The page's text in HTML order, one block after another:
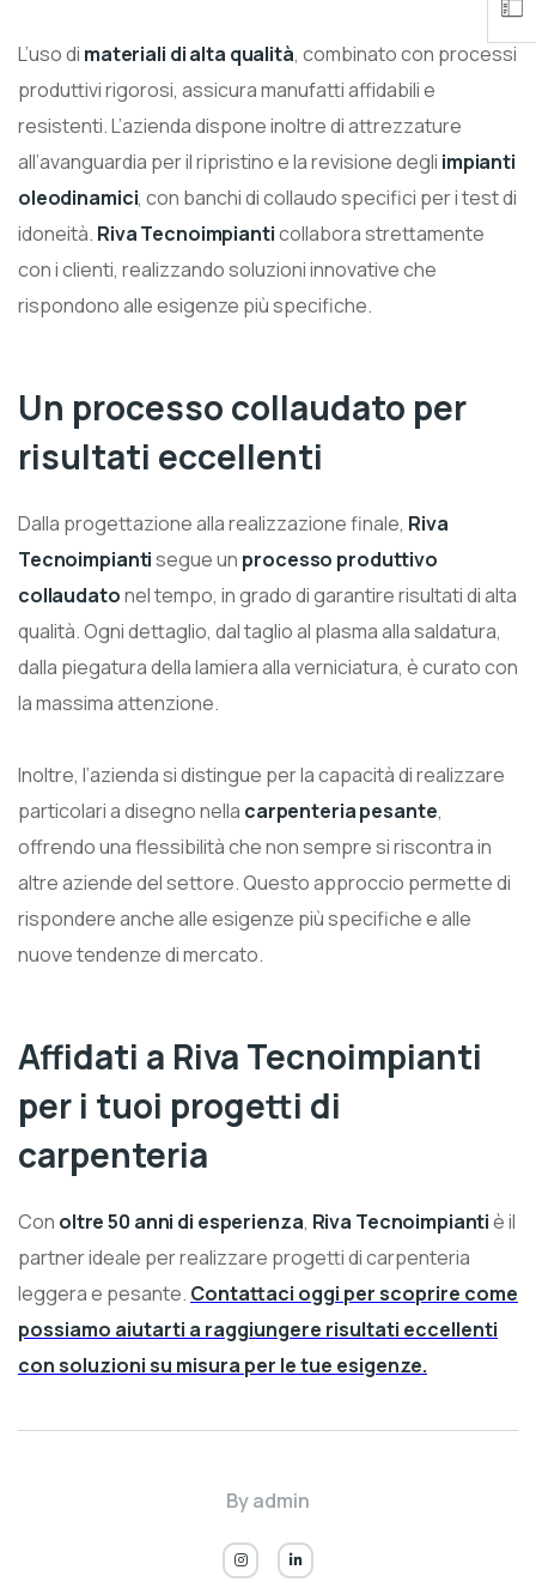
L’uso di materiali di alta qualità, combinato con processi
produttivi rigorosi, assicura manufatti affidabili e
resistenti. L’azienda dispone inoltre di attrezzature
all’avanguardia per il ripristino e la revisione degli impianti
oleodinamici, con banchi di collaudo specifici per i test di
idoneità. Riva Tecnoimpianticollabora strettamente
con i clienti, realizzando soluzioni innovative che
rispondono alle esigenze più specifiche.
Un processo collaudato per
risultati eccellenti
Dalla progettazione alla realizzazione finale, Riva
Tecnoimpiantisegue un processo produttivo
collaudatonel tempo, in grado di garantire risultati di alta
qualità. Ogni dettaglio, dal taglio al plasma alla saldatura,
dalla piegatura della lamiera alla verniciatura, è curato con
la massima attenzione.
Inoltre, l’azienda si distingue per la capacità di realizzare
particolari a disegno nella carpenteria pesante,
offrendo una flessibilità che non sempre si riscontra in
altre aziende del settore. Questo approccio permette di
rispondere anche alle esigenze più specifiche e alle
nuove tendenze di mercato.
Affidati a Riva Tecnoimpianti
per i tuoi progetti di
carpenteria
Con oltre 50 anni di esperienza, Riva Tecnoimpiantiè il
partner ideale per realizzare progetti di carpenteria
leggera e pesante. Contattaci oggi per scoprire come
possiamo aiutarti a raggiungere risultati eccellenti
con soluzioni su misura per le tue esigenze.
Byadmin